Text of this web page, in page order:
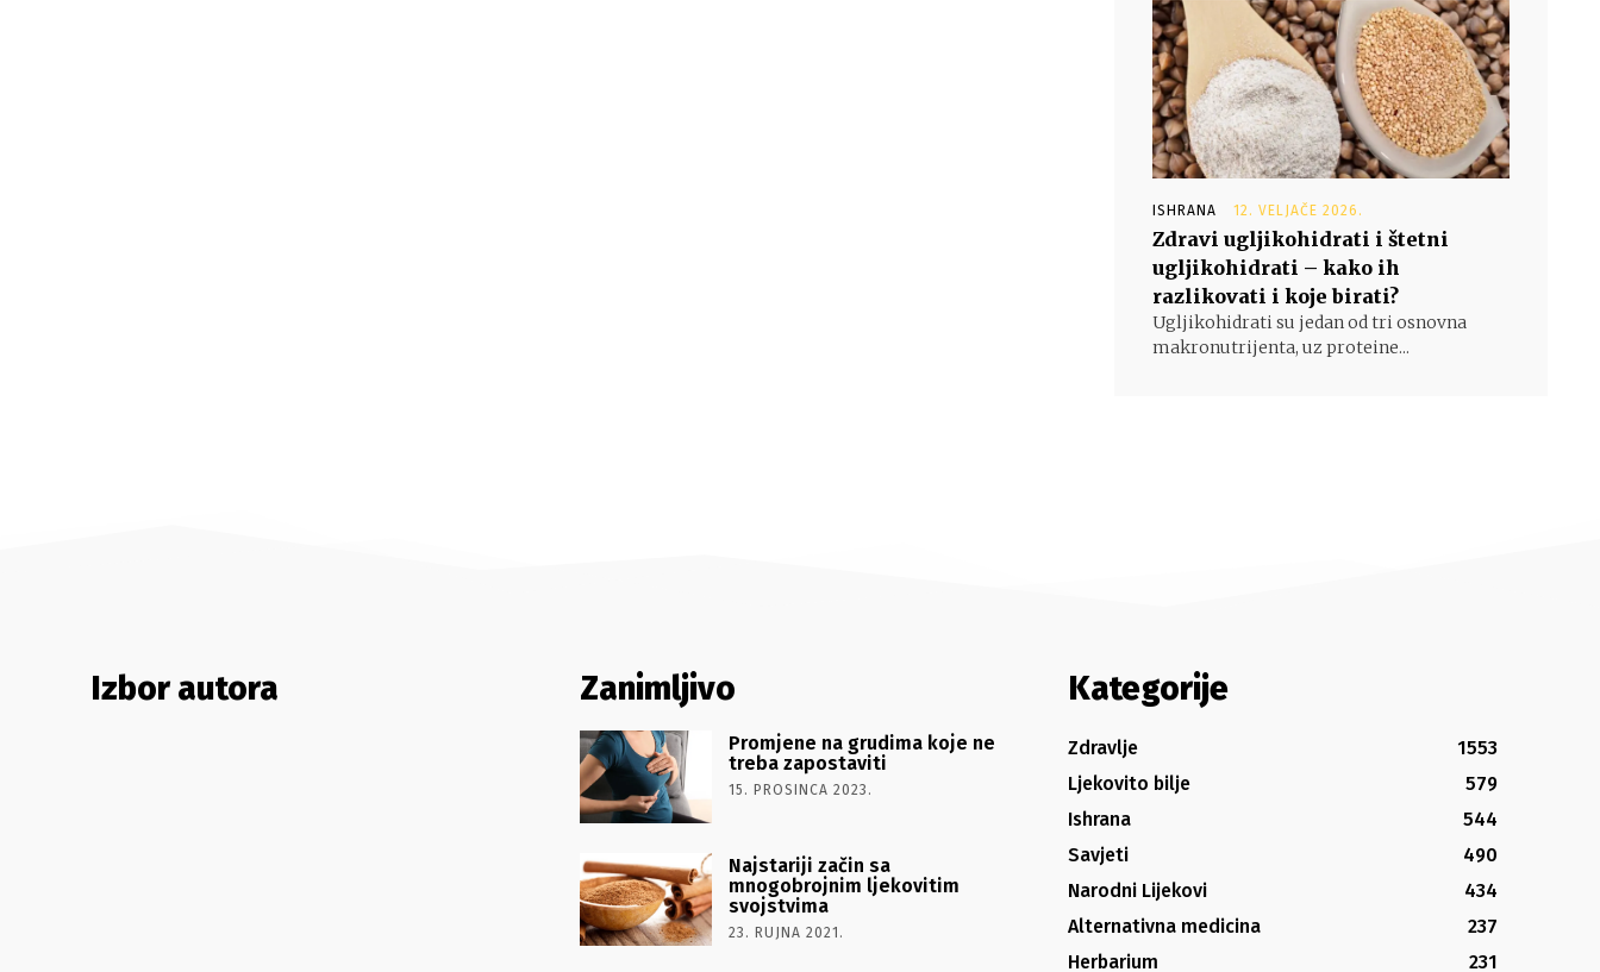
ISHRANA 12. VELJAČE 2026.
Zdravi ugljikohidrati i štetni
ugljikohidrati – kako ih
razlikovati i koje birati?
Ugljikohidrati su jedan od tri osnovna
makronutrijenta, uz proteine...
Izbor autora Zanimljivo
Promjene na grudima koje ne
treba zapostaviti
15. PROSINCA 2023.
Najstariji začin sa
mnogobrojnim ljekovitim
svojstvima
23. RUJNA 2021.
Kategorije
Zdravlje
1553
Ljekovito bilje
579
Ishrana
544
Savjeti
490
Narodni Lijekovi
434
Alternativna medicina
237
Herbarium
231